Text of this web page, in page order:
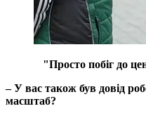
"Просто побіг до
– У вас також був довід
масштаб?